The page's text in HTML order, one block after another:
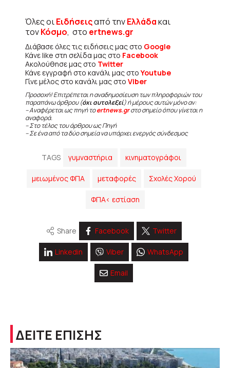
Όλες οιΕιδήσειςαπό τηνΕλλάδακαι
τονΚόσμο, στο ertnews.gr
Διάβασε όλες τις ειδήσεις μας στο Google
Κάνε like στη σελίδα μας στο Facebook
Ακολούθησε μας στο Twitter
Κάνε εγγραφή στο κανάλι μας στοYoutube
Γίνε μέλος στο κανάλι μας στο Viber
Προσοχή! Επιτρέπεται η αναδημοσίευση των πληροφοριών του
παραπάνω άρθρου (όχι αυτολεξεί) ή μέρους αυτών μόνο αν:
– Αναφέρεται ως πηγή τοertnews.grστο σημείο όπου γίνεται η
αναφορά.
– Στο τέλος του άρθρου ως Πηγή
– Σε ένα από τα δύο σημεία να υπάρχει ενεργός σύνδεσμος
TAGS γυμναστήρια κινηματογράφοι
μειωμένος ΦΠΑ μεταφορές Σχολές Χορού
ΦΠΑ< εστίαση
Share Facebook Twitter
Linkedin Viber WhatsApp
Email
ΔΕΙΤΕ ΕΠΙΣΗΣ